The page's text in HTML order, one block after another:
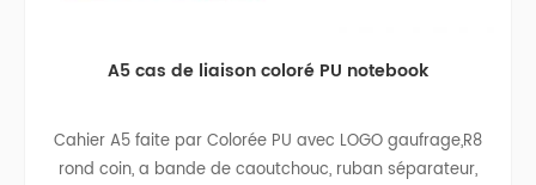
A5 cas de liaison thermo PU journal
3 sujets thermo PU journal, avec du Papier de
dans le dos de la couverture, facile à gérer votre